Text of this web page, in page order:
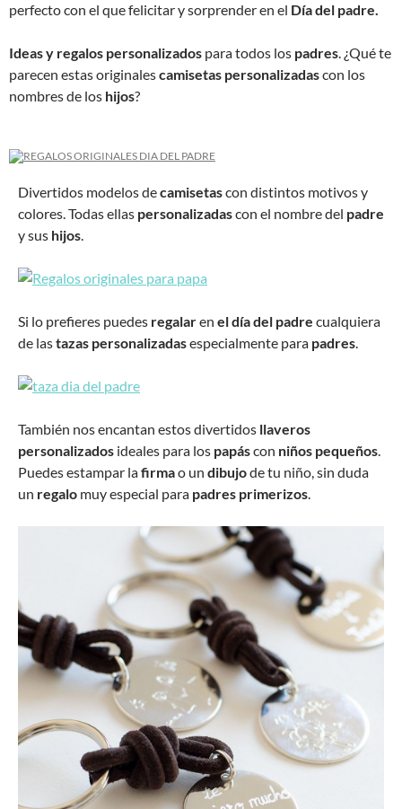
perfecto con el que felicitar y sorprender en el Día del padre.
Ideas y regalos personalizados para todos los padres. ¿Qué te
parecen estas originalescamisetas personalizadascon los
nombres de los hijos?
Divertidos modelos decamisetascon distintos motivos y
colores. Todas ellas personalizadascon el nombre del padre
y sus hijos.
Si lo prefieres puedes regalaren el día del padre cualquiera
de lastazas personalizadasespecialmente para padres.
También nos encantan estos divertidos llaveros
personalizados ideales para los papáscon niños pequeños.
Puedes estampar lafirmao un dibujode tu niño, sin duda
un regalo muy especial para padres primerizos.